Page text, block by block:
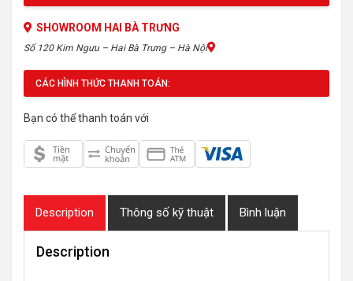
SHOWROOM HAI BÀ TRƯNG
Số 120 Kim Ngưu – Hai Bà Trưng – Hà Nội
CÁC HÌNH THỨC THANH TOÁN:
Bạn có thể thanh toán với
Description Thông số kỹ thuật Bình luận
Description